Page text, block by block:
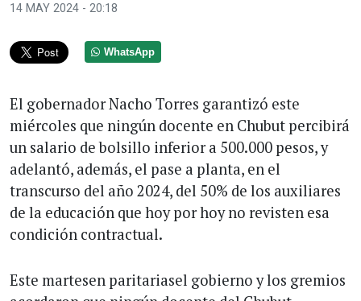
14 MAY 2024 - 20:18
WhatsApp
El gobernador Nacho Torres garantizó este
miércoles que ningún docente en Chubut percibirá
un salario de bolsillo inferior a 500.000 pesos, y
adelantó, además, el pase a planta, en el
transcurso del año 2024, del 50% de los auxiliares
de la educación que hoy por hoy no revisten esa
condición contractual.
Este martesen paritariasel gobierno y los gremios